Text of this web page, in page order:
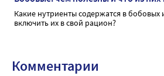
Какие нутриенты содержатся в бобовых
включить их в свой рацион?
Комментарии